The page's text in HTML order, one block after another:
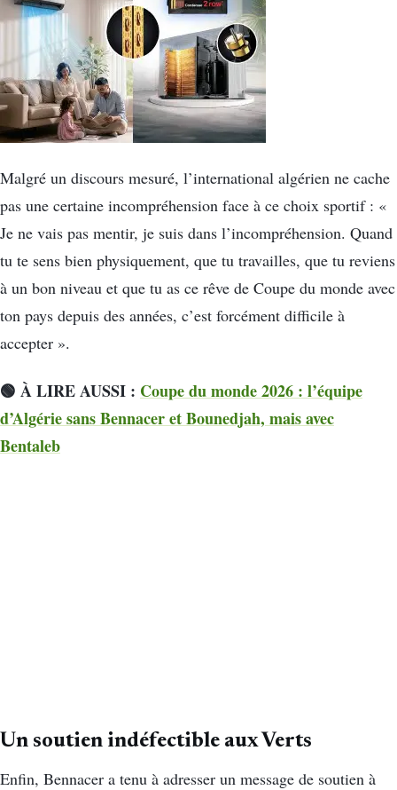
Malgré un discours mesuré, l’international algérien ne cache
pas une certaine incompréhension face à ce choix sportif : «
Je ne vais pas mentir, je suis dans l’incompréhension. Quand
tu te sens bien physiquement, que tu travailles, que tu reviens
à un bon niveau et que tu as ce rêve de Coupe du monde avec
ton pays depuis des années, c’est forcément difficile à
accepter ».
🟢 À LIRE AUSSI : Coupe du monde 2026 : l’équipe
d’Algérie sans Bennacer et Bounedjah, mais avec
Bentaleb
Un soutien indéfectible aux Verts
Enfin, Bennacer a tenu à adresser un message de soutien à